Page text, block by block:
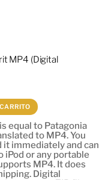
MP4 (Digital
equal to Patagonia
to MP4. You
it immediately and can
iPod or any portable
MP4. It does
Digital